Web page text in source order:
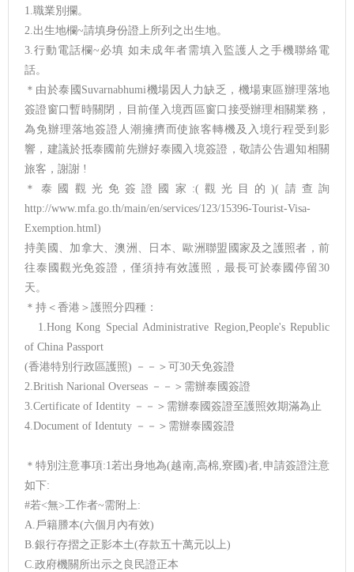
1.職業別攔。
2.出生地欄~請填身份證上所列之出生地。
3.行動電話欄~必填 如未成年者需填入監護人之手機聯絡電
話。
＊由於泰國Suvarnabhumi機場因人力缺乏，機場東區辦理落地
簽證窗口暫時關閉，目前僅入境西區窗口接受辦理相關業務，
為免辦理落地簽證人潮擁擠而使旅客轉機及入境行程受到影
響，建議於抵泰國前先辦好泰國入境簽證，敬請公告週知相關
旅客，謝謝 !
＊泰國觀光免簽證國家:(觀光目的)(請查詢
http://www.mfa.go.th/main/en/services/123/15396-Tourist-Visa-
Exemption.html)
持美國、加拿大、澳洲、日本、歐洲聯盟國家及之護照者，前
往泰國觀光免簽證，僅須持有效護照，最長可於泰國停留30
天。
＊持＜香港＞護照分四種：
1.Hong Kong Special Administrative Region,People's Republic
of China Passport
(香港特別行政區護照) －－＞可30天免簽證
2.British Narional Overseas －－＞需辦泰國簽證
3.Certificate of Identity －－＞需辦泰國簽證至護照效期滿為止
4.Document of Identuty －－＞需辦泰國簽證
＊特別注意事項:1若出身地為(越南,高棉,寮國)者,申請簽證注意
如下:
#若<無>工作者~需附上:
A.戶籍謄本(六個月內有效)
B.銀行存摺之正影本土(存款五十萬元以上)
C.政府機關所出示之良民證正本